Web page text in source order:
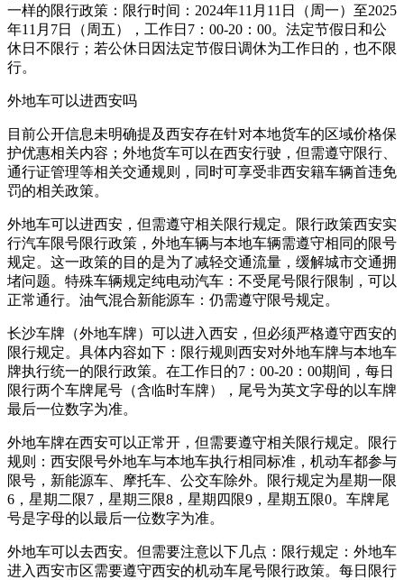
一样的限行政策：限行时间：2024年11月11日（周一）至2025
年11月7日（周五），工作日7：00-20：00。法定节假日和公
休日不限行；若公休日因法定节假日调休为工作日的，也不限
行。
外地车可以进西安吗
目前公开信息未明确提及西安存在针对本地货车的区域价格保
护优惠相关内容；外地货车可以在西安行驶，但需遵守限行、
通行证管理等相关交通规则，同时可享受非西安籍车辆首违免
罚的相关政策。
外地车可以进西安，但需遵守相关限行规定。限行政策西安实
行汽车限号限行政策，外地车辆与本地车辆需遵守相同的限号
规定。这一政策的目的是为了减轻交通流量，缓解城市交通拥
堵问题。特殊车辆规定纯电动汽车：不受尾号限行限制，可以
正常通行。油气混合新能源车：仍需遵守限号规定。
长沙车牌（外地车牌）可以进入西安，但必须严格遵守西安的
限行规定。具体内容如下：限行规则西安对外地车牌与本地车
牌执行统一的限行政策。在工作日的7：00-20：00期间，每日
限行两个车牌尾号（含临时车牌），尾号为英文字母的以车牌
最后一位数字为准。
外地车牌在西安可以正常开，但需要遵守相关限行规定。限行
规则：西安限号外地车与本地车执行相同标准，机动车都参与
限号，新能源车、摩托车、公交车除外。限行规定为星期一限
6，星期二限7，星期三限8，星期四限9，星期五限0。车牌尾
号是字母的以最后一位数字为准。
外地车可以去西安。但需要注意以下几点：限行规定：外地车
进入西安市区需要遵守西安的机动车尾号限行政策。每日限行